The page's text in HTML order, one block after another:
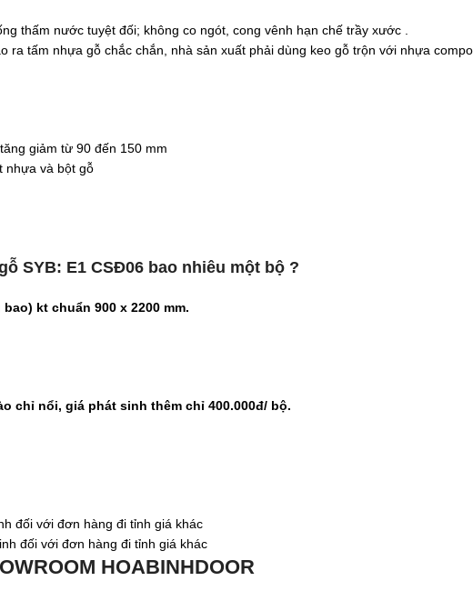
thấm nước tuyệt đối; không co ngót, cong vênh hạn chế trầy xước .
ra tấm nhựa gỗ chắc chắn, nhà sản xuất phải dùng keo gỗ trộn với nhựa
giảm từ 90 đến 150 mm
nhựa và bột gỗ
SYB: E1 CSĐ06 bao nhiêu một bộ ?
kt chuẩn 900 x 2200 mm.
chỉ nổi, giá phát sinh thêm chỉ 400.000đ/ bộ.
đối với đơn hàng đi tỉnh giá khác
đối với đơn hàng đi tỉnh giá khác
HOABINHDOOR